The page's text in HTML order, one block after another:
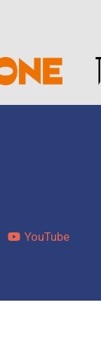
YouTube